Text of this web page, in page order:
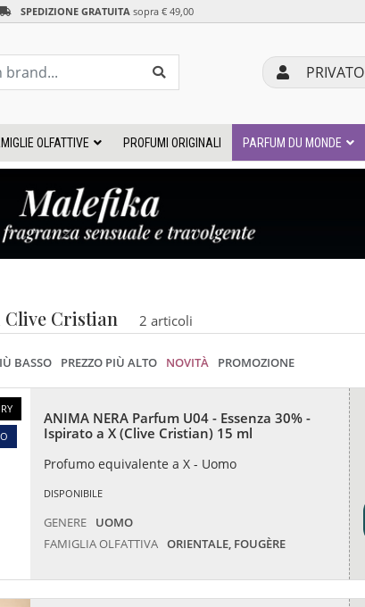
SPEDIZIONE GRATUITA sopra € 49,00
PRIVATO
OLFATTIVE PROFUMI ORIGINALI PARFUM DU MONDE
Cristian 2 articoli
BASSO PREZZO PIÙ ALTO NOVITÀ PROMOZIONE
ANIMA NERA Parfum U04 - Essenza 30% -
Ispirato a X (Clive Cristian) 15 ml
Profumo equivalente a X - Uomo
DISPONIBILE
GENERE
UOMO
FAMIGLIA OLFATTIVA ORIENTALE, FOUGÈRE